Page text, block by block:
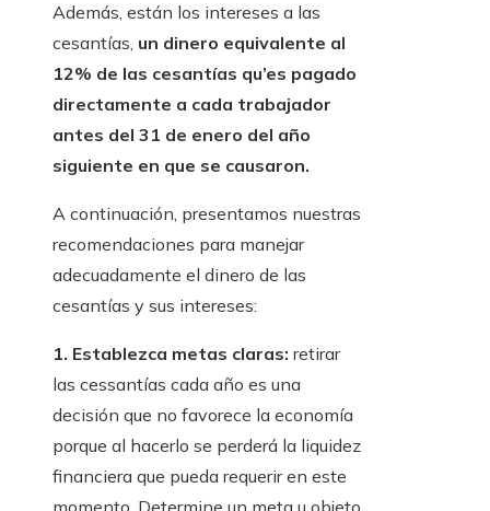
Además, están los intereses a las
cesantías, un dinero equivalente al
12% de las cesantías qu’es pagado
directamente a cada trabajador
antes del 31 de enero del año
siguiente en que se causaron.
A continuación, presentamos nuestras
recomendaciones para manejar
adecuadamente el dinero de las
cesantías y sus intereses:
1. Establezca metas claras: retirar
las cessantías cada año es una
decisión que no favorece la economía
porque al hacerlo se perderá la liquidez
financiera que pueda requerir en este